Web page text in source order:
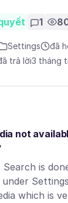
1
Settings
đã
trả lời3 tháng
not
Search is
which is